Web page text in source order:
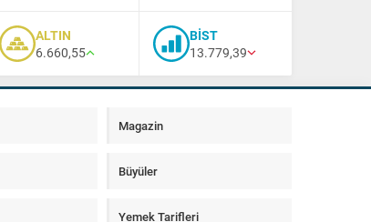
ALTIN
6.660,55
BİST
13.779,39
Magazin
Büyüler
Yemek Tarifleri